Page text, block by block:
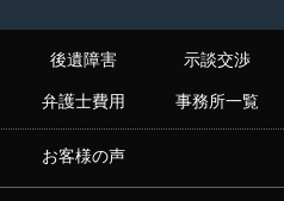
後遺障害 示談交渉
弁護士費用 事務所一覧
お客様の声